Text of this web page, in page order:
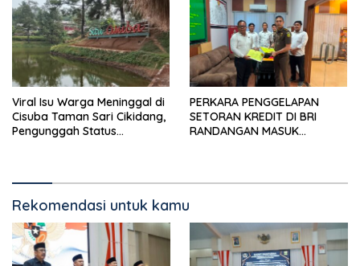
Viral Isu Warga Meninggal di
Cisuba Taman Sari Cikidang,
Pengunggah Status
PERKARA PENGGELAPAN
SETORAN KREDIT DI BRI
RANDANGAN MASUK
Rekomendasi untuk kamu